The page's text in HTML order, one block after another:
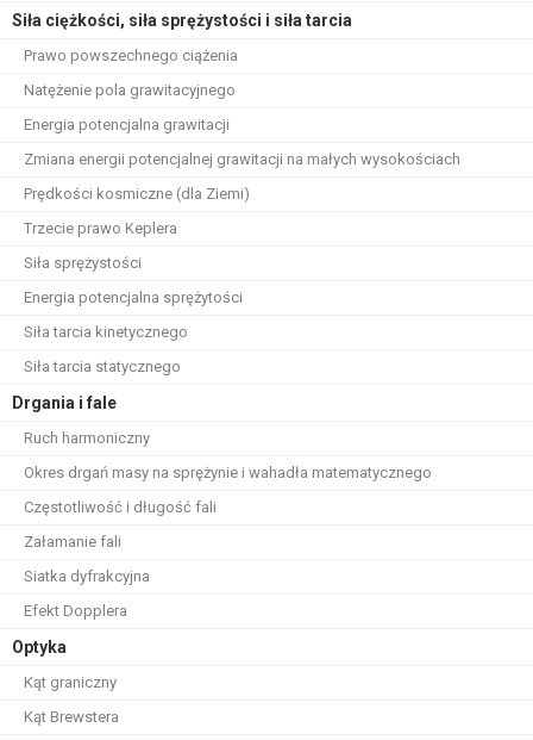
Siła ciężkości, siła sprężystości i siła tarcia
Prawo powszechnego ciążenia
Natężenie pola grawitacyjnego
Energia potencjalna grawitacji
Zmiana energii potencjalnej grawitacji na małych wysokościach
Prędkości kosmiczne (dla Ziemi)
Trzecie prawo Keplera
Siła sprężystości
Energia potencjalna sprężytości
Siła tarcia kinetycznego
Siła tarcia statycznego
Drgania i fale
Ruch harmoniczny
Okres drgań masy na sprężynie i wahadła matematycznego
Częstotliwość i długość fali
Załamanie fali
Siatka dyfrakcyjna
Efekt Dopplera
Optyka
Kąt graniczny
Kąt Brewstera